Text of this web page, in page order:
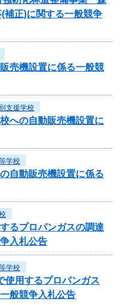
補正)に関する一般競争
売機設置に係る一般競
支援学校
への自動販売機設置に
学校
自動販売機設置に係る
るプロパンガスの調達
入札公告
学校
使用するプロパンガス
般競争入札公告